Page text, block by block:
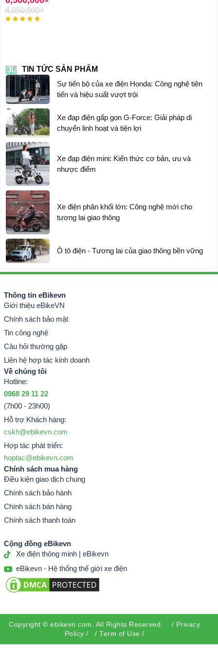
Vận tốc tối
đa
Hệ thống
phanh
Phanh điện tử kết hợp phanh vật lý
(trước sau)
Bánh xích
Kích thước
bình thường
Kích thước
gấp gọn
84x40x59cm
ebikevn.com – fiido D11
D11 được thiết kế khung xe theo phong cách trẻ
trung, hiện đại; sử dụng hợp kim nhôm trong sản
xuất chế tạo máy bay nên khung xe có trọng lượng
8,050,000₫
    
TIN TỨC SẢN PHẨM
Sự tiến bộ của xe điện Honda: Công nghệ tiên
tiến và hiệu suất vượt trội
Xe đạp điện gấp gọn G-Force: Giải pháp di
chuyển linh hoạt và tiện lợi
Xe đạp điện mini: Kiến thức cơ bản, ưu và
nhược điểm
Xe điện phân khối lớn: Công nghệ mới cho
tương lai giao thông
Ô tô điện - Tương lai của giao thông bền vững
Thông tin eBikevn
Giới thiệu eBikeVN
Chính sách bảo mật
Tin công nghệ
Câu hỏi thường gặp
Liên hệ hợp tác kinh doanh
Về chúng tôi
Hotline:
0968 29 11 22
(7h00 - 23h00)
Hỗ trợ Khách hàng:
cskh@ebikevn.com
Hợp tác phát triển:
hoptac@ebikevn.com
Chính sách mua hàng
Điều kiện giao dịch chung
Chính sách bảo hành
Chính sách bán hàng
Chính sách thanh toán
Cộng đồng eBikevn
Xe điện thông minh | eBikevn
eBikevn - Hệ thống thế giới xe điện
Copyright © ebikevn.com . All Rights Reserved. / Privacy
Policy / / Term of Use /